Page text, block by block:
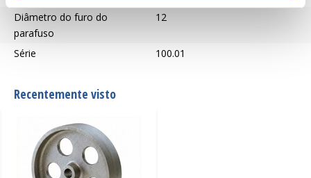
Diâmetro do furo do
parafuso
12
Série 100.01
Recentemente visto